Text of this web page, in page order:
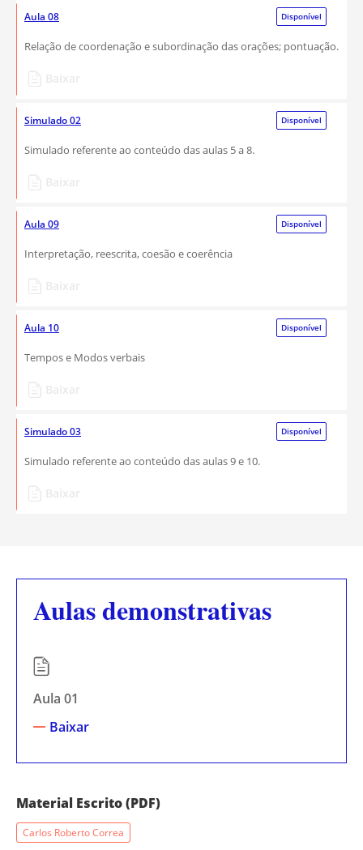
Aula 08 Disponível
Relação de coordenação e subordinação das orações; pontuação.
Simulado 02 Disponível
Simulado referente ao conteúdo das aulas 5 a 8.
Aula 09 Disponível
Interpretação, reescrita, coesão e coerência
Aula 10 Disponível
Tempos e Modos verbais
Simulado 03 Disponível
Simulado referente ao conteúdo das aulas 9 e 10.
Aulas demonstrativas
Aula 01
Baixar
Material Escrito (PDF)
Carlos Roberto Correa